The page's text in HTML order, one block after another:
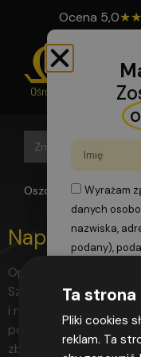
Ocena 5,0★★
Search
for:
Oszomega>tlenu
Napełnianie
Opis Program
Szkolenie w zakresie
i napełnianie
pojemności pow. 350
zbiorników
Ta
Pliki cookies
reklam. Ta
Wyrażam
danych
nazwiska,
podany),
Parlamentu
2016/679 z
ochrony